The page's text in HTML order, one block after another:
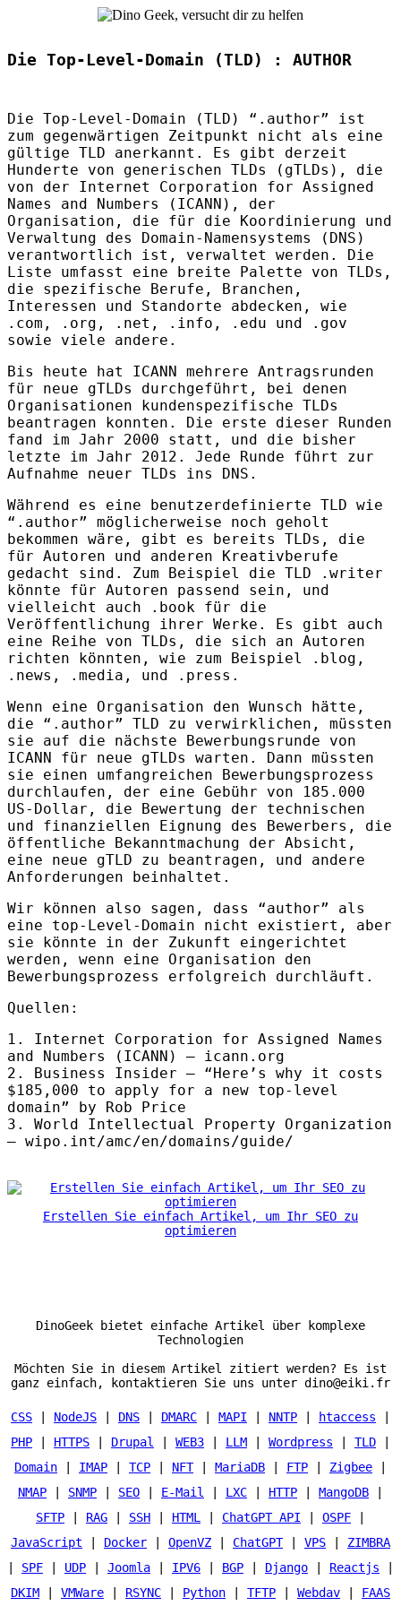
Die Top-Level-Domain (TLD) : AUTHOR
Die Top-Level-Domain (TLD ) “.author” ist
zum gegenwärtigen Zeitpunkt nicht als eine
gültige TLD anerkannt. Es gibt derzeit
Hunderte von generischen TLDs (gTLDs), die
von der Internet Corporation for Assigned
Names and Numbers ( ICANN ), der
Organisation, die für die Koordinierung und
Verwaltung des Domain-Namensystems ( DNS )
verantwortlich ist, verwaltet werden. Die
Liste umfasst eine breite Palette von TLDs,
die spezifische Berufe, Branchen,
Interessen und Standorte abdecken, wie
.com, .org, .net, .info, .edu und .gov
sowie viele andere.
Bis heute hat ICANN mehrere Antragsrunden
für neue gTLDs durchgeführt, bei denen
Organisationen kundenspezifische TLDs
beantragen konnten. Die erste dieser Runden
fand im Jahr 2000 statt, und die bisher
letzte im Jahr 2012. Jede Runde führt zur
Aufnahme neuer TLDs ins DNS .
Während es eine benutzerdefinierte TLD wie
“.author” möglicherweise noch geholt
bekommen wäre, gibt es bereits TLDs, die
für Autoren und anderen Kreativberufe
gedacht sind. Zum Beispiel die TLD .writer
könnte für Autoren passend sein, und
vielleicht auch .book für die
Veröffentlichung ihrer Werke. Es gibt auch
eine Reihe von TLDs, die sich an Autoren
richten könnten, wie zum Beispiel .blog,
.news, .media, und .press.
Wenn eine Organisation den Wunsch hätte,
die “.author” TLD zu verwirklichen, müssten
sie auf die nächste Bewerbungsrunde von
ICANN für neue gTLDs warten. Dann müssten
sie einen umfangreichen Bewerbungsprozess
durchlaufen, der eine Gebühr von 185.000
US-Dollar, die Bewertung der technischen
und finanziellen Eignung des Bewerbers, die
öffentliche Bekanntmachung der Absicht,
eine neue gTLD zu beantragen, und andere
Anforderungen beinhaltet.
Wir können also sagen, dass “author” als
eine top-Level-Domain nicht existiert, aber
sie könnte in der Zukunft eingerichtet
werden, wenn eine Organisation den
Bewerbungsprozess erfolgreich durchläuft.
Quellen:
1. Internet Corporation for Assigned Names
and Numbers ( ICANN ) – icann.org
2. Business Insider – “Here’s why it costs
$185,000 to apply for a new top-level
domain” by Rob Price
3. World Intellectual Property Organization
– wipo.int/amc/en/domains/guide/
Erstellen Sie einfach Artikel, um Ihr SEO zu
optimieren
DinoGeek bietet einfache Artikel über komplexe
Technologien
Möchten Sie in diesem Artikel zitiert werden? Es ist
ganz einfach, kontaktieren Sie uns unter dino@eiki.fr
CSS NodeJS DNS DMARC MAPI NNTP htaccess
PHP
HTTPS Drupal WEB3 LLM Wordpress TLD
Domain
IMAP TCP NFT| MariaDB FTP Zigbee
NMAP
SNMP SEO E-Mail LXC HTTP MangoDB
SFTP
RAG SSH HTML ChatGPT API OSPF
JavaScript
Docker OpenVZ ChatGPT| VPS
ZIMBRA
SPF UDP Joomla IPV6 BGP Django Reactjs
DKIM
VMWare RSYNC Python TFTP Webdav FAAS